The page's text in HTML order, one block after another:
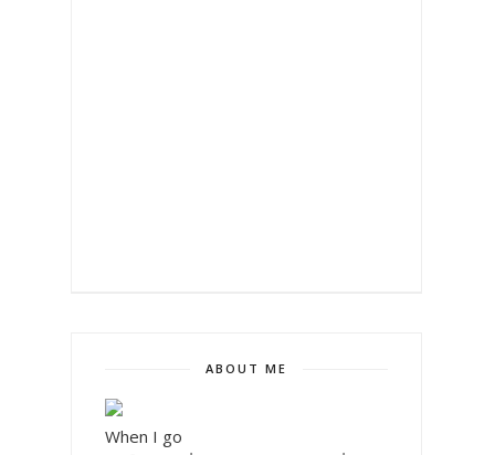
ABOUT ME
When I go